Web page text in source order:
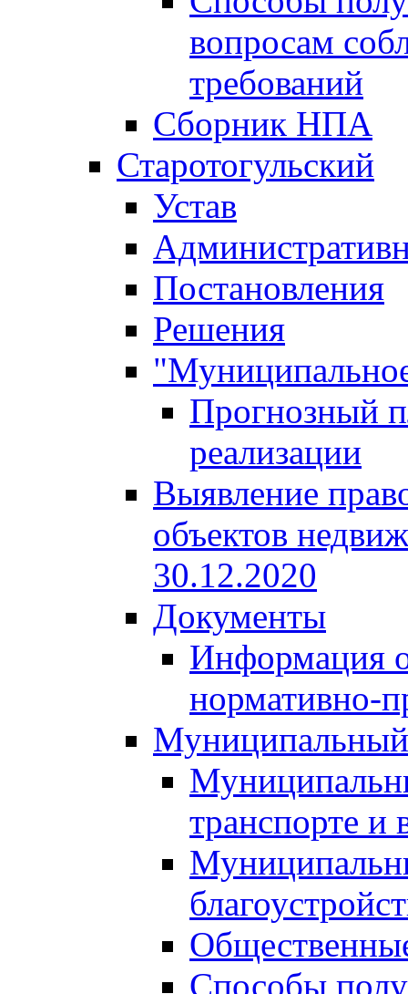
вопросам
требований
Сборник НПА
Старотогульский
Устав
Постановления
Решения
Прогнозный
реализации
Выявление
объектов
30.12.2020
Документы
Информация
нормативно-
Муниципальный
транспорте и
Способы